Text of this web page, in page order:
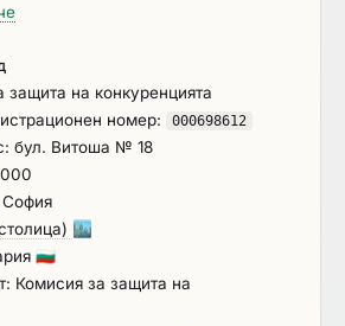
документите по чл.9л,
или не потвърди срока на
/чл.35, ал.3, изр.посл.от
от стойността на договора без
обезпечаване изпълнението на
изпълнителя по дейностите в
Участникът, определен за
сам формата на гаранцията
съгласно чл. 111 от ЗОП.
и задържане на
на конкуренцията
номер:
000698612
бул. Витоша № 18
🏙️
🇧🇬
Комисия за защита на